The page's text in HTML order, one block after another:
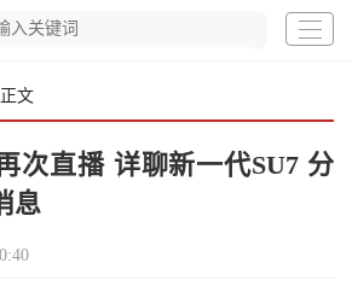
正文
次直播 详聊新一代SU7 分
息